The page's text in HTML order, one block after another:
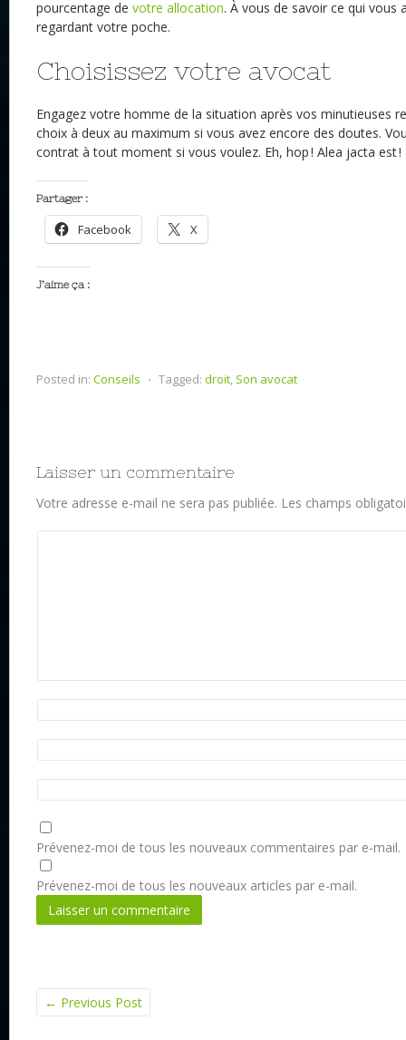
pourcentage de votre allocation. À vous de savoir ce qui vous
regardant votre poche.
Choisissez votre avocat
Engagez votre homme de la situation après vos minutieuses
choix à deux au maximum si vous avez encore des doutes.
contrat à tout moment si vous voulez. Eh, hop ! Alea jacta est !
Partager :
Facebook X
J’aime ça :
Posted in: Conseils ⋅ Tagged: droit, Son avocat
Laisser un commentaire
Votre adresse e-mail ne sera pas publiée. Les champs
Prévenez-moi de tous les nouveaux commentaires par e-mail.
Prévenez-moi de tous les nouveaux articles par e-mail.
← Previous Post